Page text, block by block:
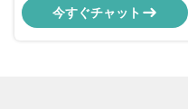
今すぐチャット